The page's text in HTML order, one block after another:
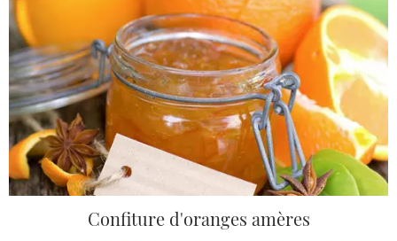
Confiture d'oranges amères